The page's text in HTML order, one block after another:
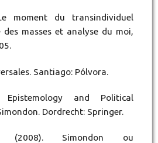
moment du transindividuel
des masses et analyse du moi,
Santiago: Pólvora.
and Political
Dordrecht: Springer.
(2008). Simondon ou